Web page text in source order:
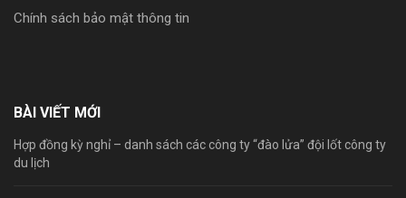
Chính sách bảo mật thông tin
BÀI VIẾT MỚI
Hợp đồng kỳ nghỉ – danh sách các công ty “đào lửa” đội lốt công ty
du lịch